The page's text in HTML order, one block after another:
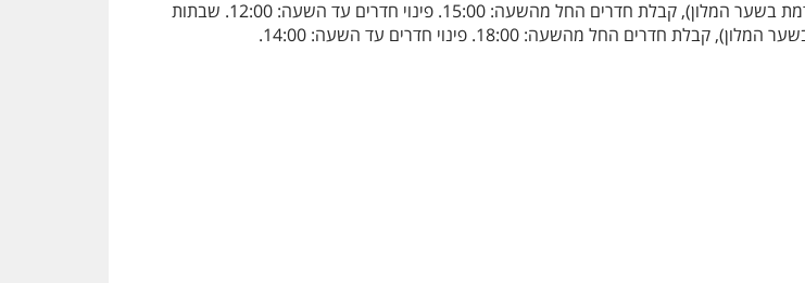
מים א' - ו': הגעה למלון החל מהשעה: 13:00 (לא תתאפשר כניסה מוקדמת בשער המלון), קבלת חדרים החל מהשעה: 15:00. פינוי חדרים עד השעה: 12:00. שבתות